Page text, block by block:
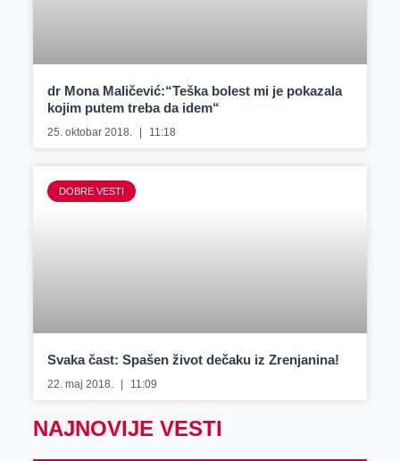
dr Mona Maličević:“Teška bolest mi je pokazala
kojim putem treba da idem“
25. oktobar 2018. 11:18
DOBRE VESTI
Svaka čast: Spašen život dečaku iz Zrenjanina!
22. maj 2018. 11:09
NAJNOVIJE VESTI